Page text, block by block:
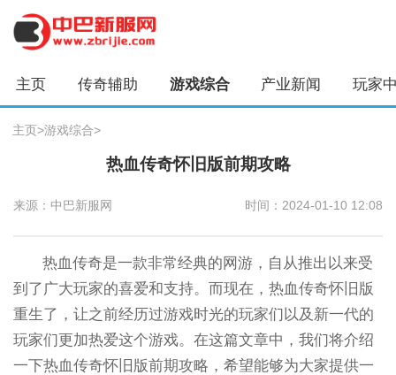
主页 传奇辅助 游戏综合 产业新闻 玩家
主页>游戏综合>
热血传奇怀旧版前期攻略
来源：中巴新服网 时间：2024-01-10 12:08
热血传奇是一款非常经典的网游，自从推出以来受
到了广大玩家的喜爱和支持。而现在，热血传奇怀旧版
重生了，让之前经历过游戏时光的玩家们以及新一代的
玩家们更加热爱这个游戏。在这篇文章中，我们将介绍
一下热血传奇怀旧版前期攻略，希望能够为大家提供一